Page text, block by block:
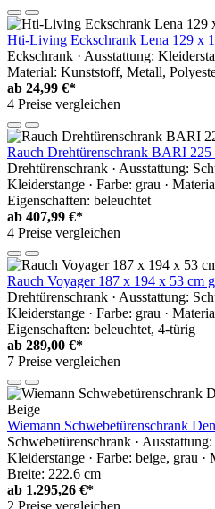
Hti-Living Eckschrank Lena 129 x
Eckschrank · Ausstattung:
Material: Kunststoff, Metall,
ab 24,99 €*
4 Preise vergleichen
Rauch Drehtürenschrank BARI
Drehtürenschrank · Ausstattung:
Kleiderstange · Farbe: grau ·
Eigenschaften: beleuchtet
ab 407,99 €*
4 Preise vergleichen
Rauch Voyager 187 x 194 x 53 cm
Drehtürenschrank · Ausstattung:
Kleiderstange · Farbe: grau ·
Eigenschaften: beleuchtet, 4-türig
ab 289,00 €*
7 Preise vergleichen
Wiemann Schwebetürenschrank
Schwebetürenschrank ·
Kleiderstange · Farbe: beige, grau
Breite: 222.6 cm
ab 1.295,26 €*
2 Preise vergleichen